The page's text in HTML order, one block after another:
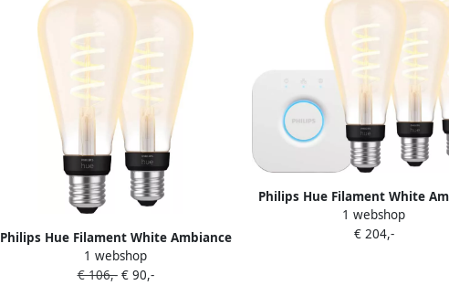
Philips Hue Filament White Ambiance
Edison XL 2-pack
1 webshop
€ 106,-€ 90,-
Philips Hue Filament White
Edison XL 3-Pack +
1 webshop
€ 204,-